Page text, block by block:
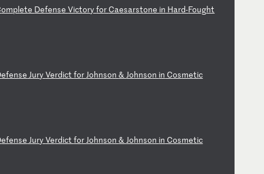
omplete DefenseVictoryfor Caesarstone in Hard-Fought
efense JuryVerdictforJohnson&Johnson in Cosmetic
efense JuryVerdictforJohnson&Johnson in Cosmetic